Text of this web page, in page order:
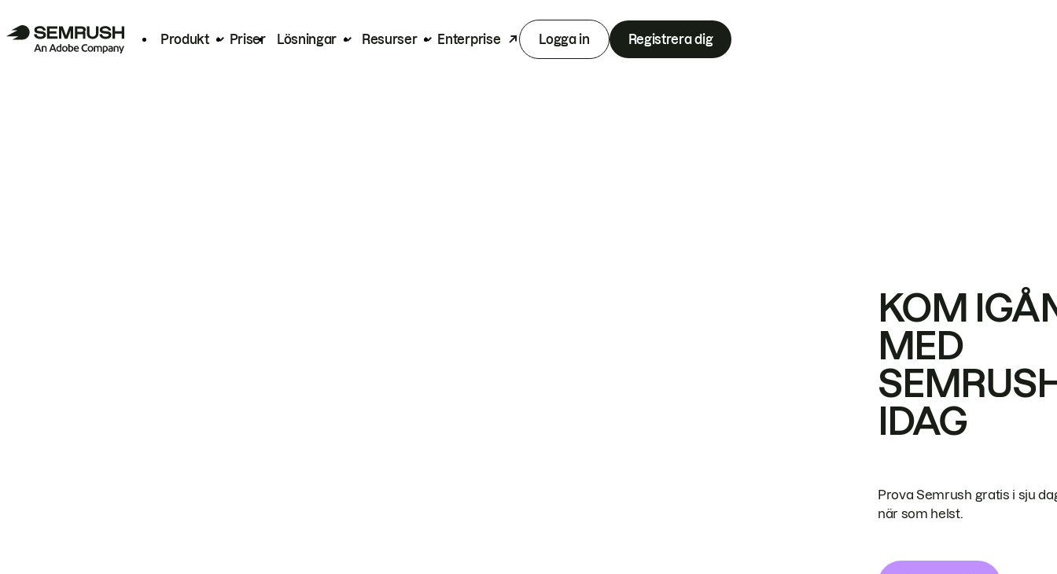
Produkt Priser Lösningar Resurser Enterprise Logga in Registrera dig
KOM
MED
IDAG
Prova Semrush gratis i sju
när som helst.